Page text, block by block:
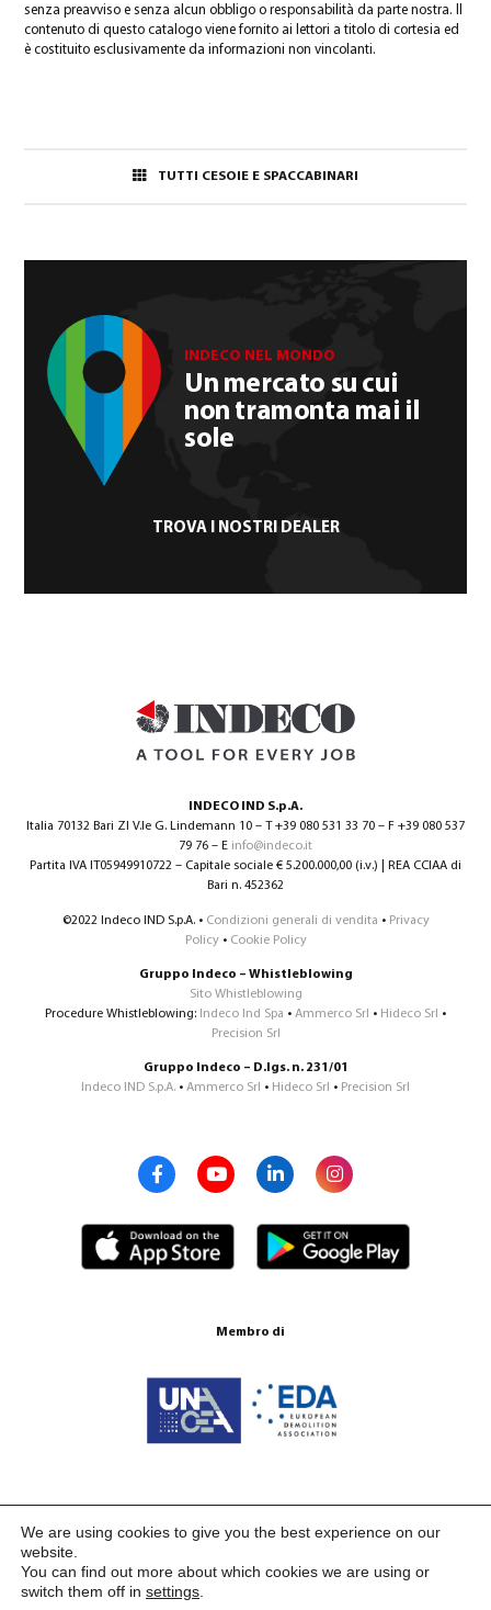
senza preavviso e senza alcun obbligo o responsabilità da parte nostra. Il
contenuto di questo catalogo viene fornito ai lettori a titolo di cortesia ed
è costituito esclusivamente da informazioni non vincolanti.
TUTTI CESOIE E SPACCABINARI
INDECO NEL MONDO
Un mercato su cui
non tramonta mai il
sole
TROVA I NOSTRI DEALER
INDECO IND S.p.A.
Italia 70132 Bari ZI V.le G. Lindemann 10 – T +39 080 531 33 70 – F +39 080 537
79 76 – E info@indeco.it
Partita IVA IT05949910722 – Capitale sociale € 5.200.000,00 (i.v.) | REA CCIAA di
Bari n. 452362
©2022 Indeco IND S.p.A. • Condizioni generali di vendita • Privacy
Policy• Cookie Policy
Gruppo Indeco – Whistleblowing
Sito Whistleblowing
Procedure Whistleblowing: Indeco Ind Spa • Ammerco Srl • Hideco Srl •
Precision Srl
Gruppo Indeco – D.lgs. n. 231/01
Indeco IND S.p.A. • Ammerco Srl • Hideco Srl • Precision Srl
Membro di
We are using cookies to give you the best experience on our
website.
You can find out more about which cookies we are using or
switch them off in settings